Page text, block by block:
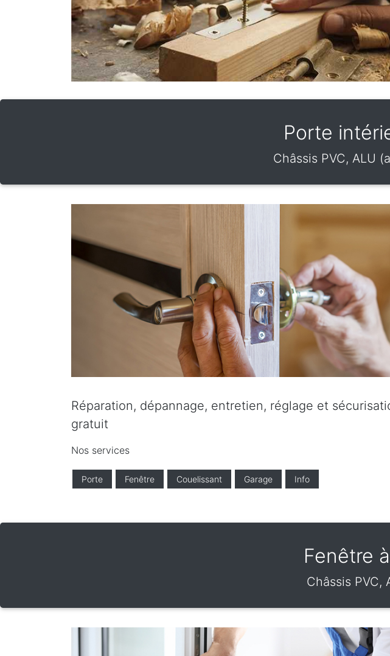
Porte
Châssis PVC, ALU
Réparation, dépannage, entretien, réglage et
gratuit
Nos services
Porte Fenêtre Couelissant Garage Info
Fenêtre
Châssis PVC,